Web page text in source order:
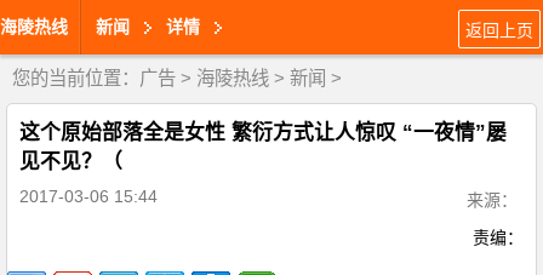
海陵热线 新闻 详情 返回上页
您的当前位置： 广告 > 海陵热线 > 新闻 >
这个原始部落全是女性 繁衍方式让人惊叹 “一夜情”屡
见不见？（
2017-03-06 15:44
来源：
责编：